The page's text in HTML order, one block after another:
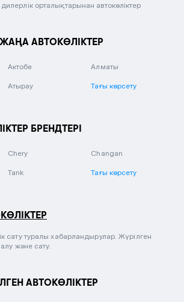
орталықтарынан автокөліктер
АВТОКӨЛІКТЕР
Актобе Алматы
Атырау Тағы көрсету
БРЕНДТЕРІ
Chery Changan
Tank Тағы көрсету
сату туралы хабарландырулар. Жүрілген
және сату.
АВТОКӨЛІКТЕР